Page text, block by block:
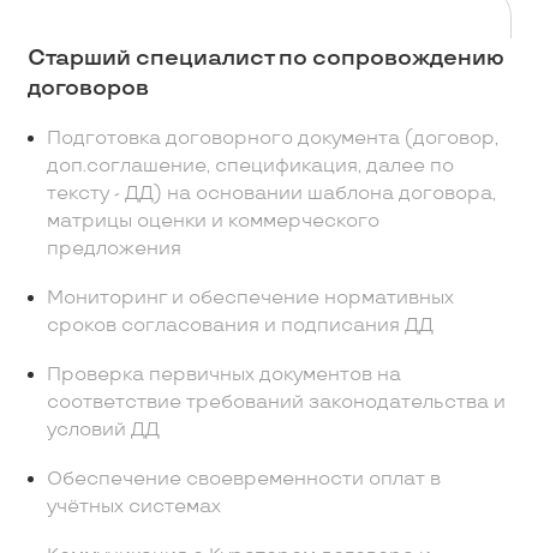
Старший специалист по сопровождению
договоров
Подготовка договорного документа (договор,
доп.соглашение, спецификация, далее по
тексту - ДД) на основании шаблона договора,
матрицы оценки и коммерческого
предложения
Мониторинг и обеспечение нормативных
сроков согласования и подписания ДД
Проверка первичных документов на
соответствие требований законодательства и
условий ДД
Обеспечение своевременности оплат в
учётных системах